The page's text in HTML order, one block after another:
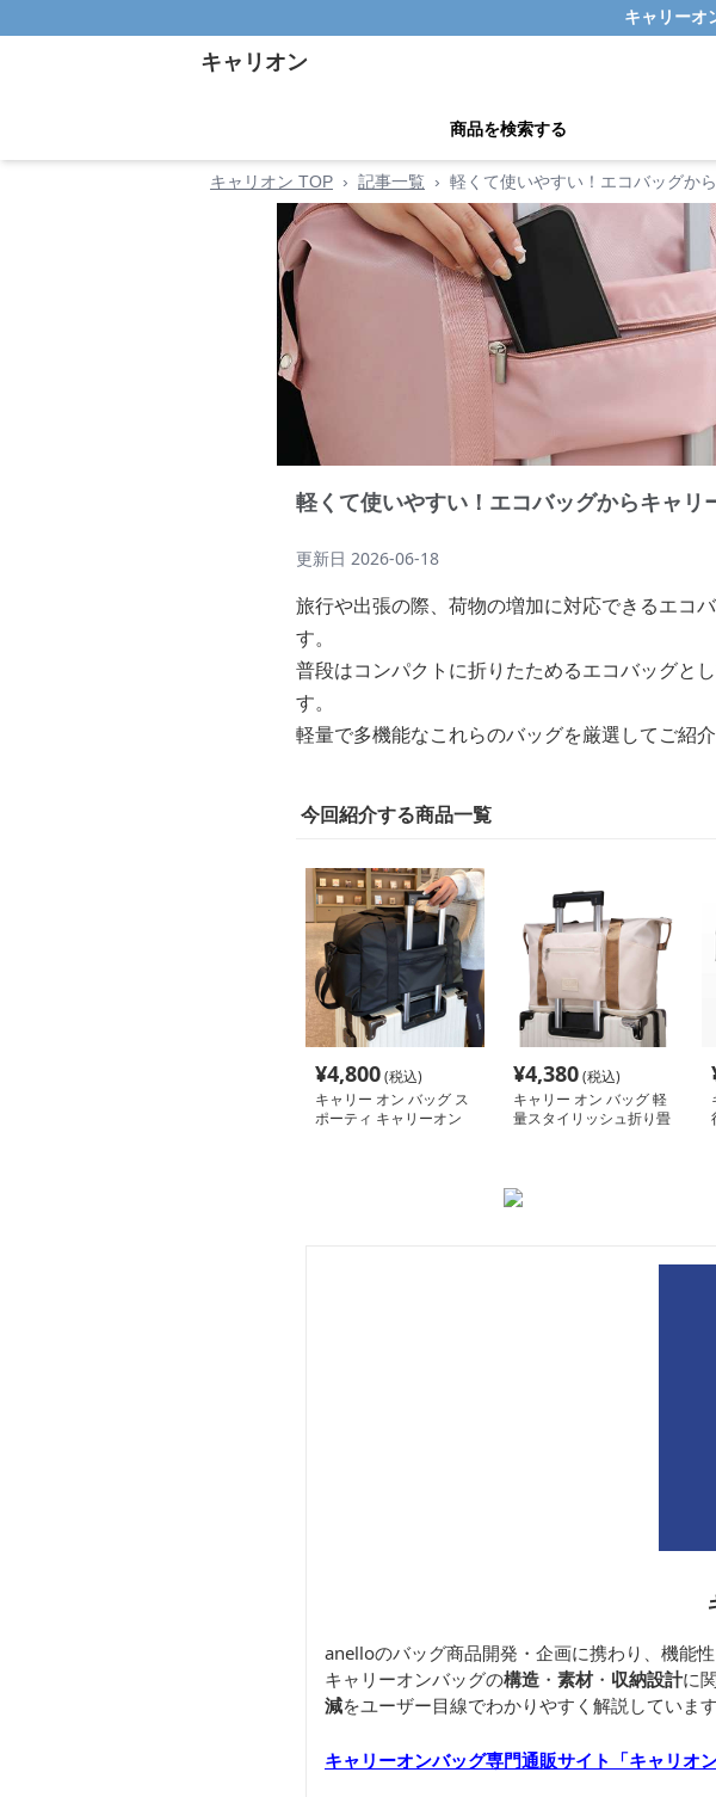
キャリーオ
キャリオン
商品を検索する
キャリオン TOP › 記事一覧 › 軽くて使いやすい！エコバッグか
軽くて使いやすい！エコバッグからキャリ
更新日 2026-06-18
旅行や出張の際、荷物の増加に対応できるエコ
す。
普段はコンパクトに折りたためるエコバッグと
す。
軽量で多機能なこれらのバッグを厳選してご紹介
今回紹介する商品一覧
¥4,800(税込)
キャリー オン バッグ ス
ポーティ キャリーオン
¥4,380(税込)
キャリー オン バッグ 軽
量スタイリッシュ折り畳
anelloのバッグ商品開発・企画に携わり、機能
キャリーオンバッグの構造 ・ 素材・ 収納設計に
減をユーザー目線でわかりやすく解説しています
キャリーオンバッグ専門通販サイト「キャリオ